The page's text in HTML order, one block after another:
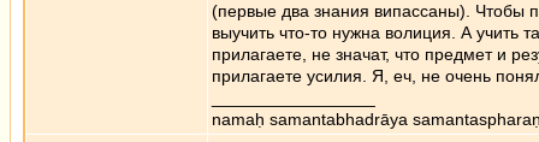
(первые два знания випассаны). Чтобы
выучить что-то нужна волиция. А учить
прилагаете, не значат, что предмет и
прилагаете усилия. Я, еч, не очень
namaḥ samantabhadrāya